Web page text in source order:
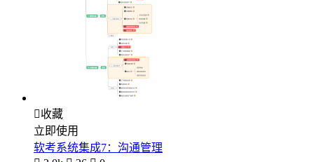
收藏
立即使用
软考系统集成7：沟通管理